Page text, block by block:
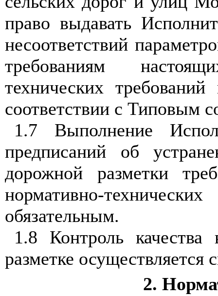
право выдавать
несоответствий
требованиям
технических
соответствии с Типовым
1.7 Выполнение
предписаний об
дорожной разметки
нормативно-
обязательным.
1.8 Контроль
разметке осуществляется
2.